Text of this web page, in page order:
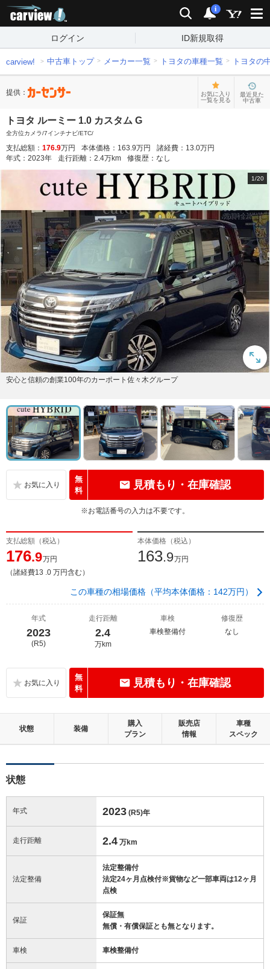
検索 通知
i
ログイン ID新規取得
carview! 中古車トップ メーカー一覧 トヨタの車種一覧 トヨタの
提供：
お気に入り
一覧を見る
最近見た
中古車
トヨタ ルーミー 1.0 カスタム G
全方位カメラ/7インチナビ/ETC/
支払総額： 176.9万円 本体価格： 163.9万円 諸経費： 13.0万円
年式： 2023年 走行距離： 2.4万km 修復歴： なし
1/20
安心と信頼の創業100年のカーポート佐々木グループ
無
料
見積もり・在庫確認
※お電話番号の入力は不要です。
支払総額（税込）
176.9万円
（諸経費13 .0 万円含む）
本体価格（税込）
163.9万円
この車種の相場価格（平均本体価格：142万円）
年式
2023
(R5)
走行距離
2.4
万km
車検
車検整備付
修復歴
なし
無
料
見積もり・在庫確認
状態 装備
購入
プラン
販売店
情報
車種
スペック
状態
年式 2023 (R5)年
走行距離 2.4 万km
法定整備
法定整備付
法定24ヶ月点検付※貨物など一部車両は12ヶ月
点検
保証
保証無
無償・有償保証とも無となります。
車検 車検整備付